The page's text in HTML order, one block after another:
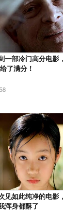
一部冷门高分电影
了满分！
见如此纯净的电影
浑身都酥了